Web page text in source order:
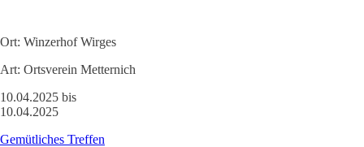
Ort: Winzerhof Wirges
Art: Ortsverein Metternich
10.04.2025 bis
10.04.2025
Gemütliches Treffen